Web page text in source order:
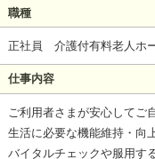
職種
正社員 介護付有料老人ホ
仕事内容
ご利用者さまが安心してご
生活に必要な機能維持・向
バイタルチェックや服用す